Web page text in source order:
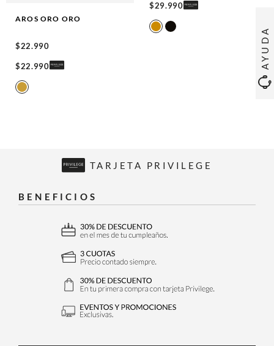
AYUDA
AROS ORO ORO
$22.990
$22.990
$29.990
TARJETA PRIVILEGE
BENEFICIOS